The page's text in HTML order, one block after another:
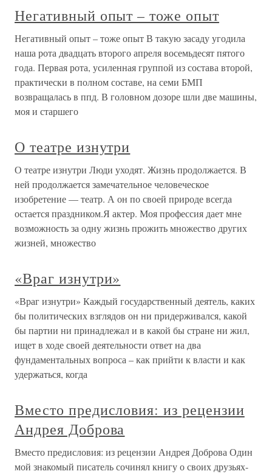
Негативный опыт – тоже опыт
Негативный опыт – тоже опыт В такую засаду угодила
наша рота двадцать второго апреля восемьдесят пятого
года. Первая рота, усиленная группой из состава второй,
практически в полном составе, на семи БМП
возвращалась в ппд. В головном дозоре шли две машины,
моя и старшего
О театре изнутри
О театре изнутри Люди уходят. Жизнь продолжается. В
ней продолжается замечательное человеческое
изобретение — театр. А он по своей природе всегда
остается праздником.Я актер. Моя профессия дает мне
возможность за одну жизнь прожить множество других
жизней, множество
«Враг изнутри»
«Враг изнутри» Каждый государственный деятель, каких
бы политических взглядов он ни придерживался, какой
бы партии ни принадлежал и в какой бы стране ни жил,
ищет в ходе своей деятельности ответ на два
фундаментальных вопроса – как прийти к власти и как
удержаться, когда
Вместо предисловия: из рецензии
Андрея Доброва
Вместо предисловия: из рецензии Андрея Доброва Один
мой знакомый писатель сочинял книгу о своих друзьях-